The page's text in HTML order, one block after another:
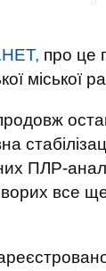
про це
міської
ПЛР-
все